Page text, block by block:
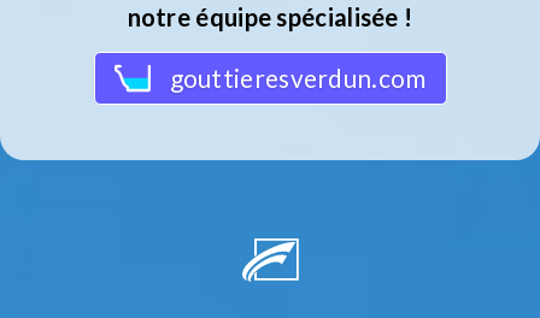
notre équipe spécialisée !
gouttieresverdun.com